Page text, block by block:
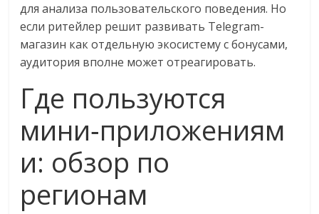
для анализа пользовательского поведения. Но
если ритейлер решит развивать Telegram-
магазин как отдельную экосистему с бонусами,
аудитория вполне может отреагировать.
Где пользуются
мини‑приложениям
и: обзор по
регионам